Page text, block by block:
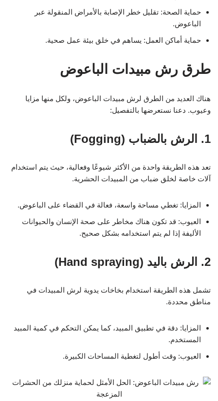
حماية الصحة: تقليل خطر الإصابة بالأمراض المنقولة عبر
الباعوض.
حماية أماكن العمل: يساهم في خلق بيئة عمل صحية.
طرق رش مبيدات الباعوض
هناك العديد من الطرق لرش مبيدات الباعوض، ولكل منها مزايا
وعيوب. دعنا نستعرضها بالتفصيل:
1. الرش بالضباب (Fogging)
تعد هذه الطريقة واحدة من الأكثر شيوعًا وفعالية، حيث يتم استخدام
آلات خاصة لخلق ضباب من المبيدات الحشرية.
المزايا: تغطي مساحة واسعة، فعالة في القضاء على الباعوض.
العيوب: قد تكون هناك مخاطر على صحة الإنسان والحيوانات
الأليفة إذا لم يتم استخدامه بشكل صحيح.
2. الرش باليد (Hand spraying)
تشمل هذه الطريقة استخدام بخاخات يدوية لرش المبيدات في
مناطق محددة.
المزايا: دقة في تطبيق المبيد، كما يمكن التحكم في كمية المبيد
المستخدم.
العيوب: وقت أطول لتغطية المساحات الكبيرة.